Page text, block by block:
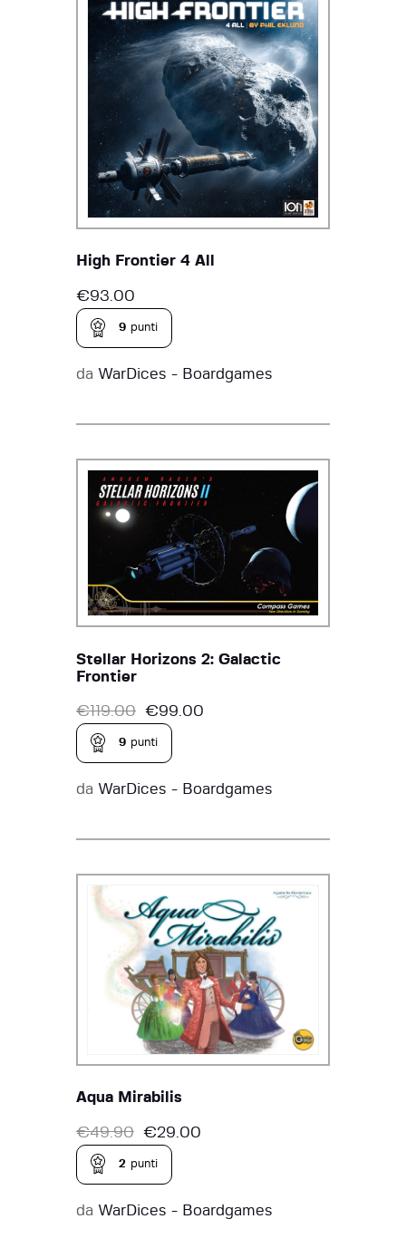
High Frontier 4 All
€93.00
9 punti
da WarDices - Boardgames
Stellar Horizons 2: Galactic
Frontier
€119.00 €99.00
9 punti
da WarDices - Boardgames
Aqua Mirabilis
€49.90 €29.00
2 punti
da WarDices - Boardgames